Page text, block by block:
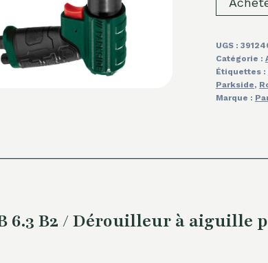
UGS :
Catégorie :
Étiquettes :
Parkside,
Marque :
6.3 B2 / Dérouilleur à aiguille